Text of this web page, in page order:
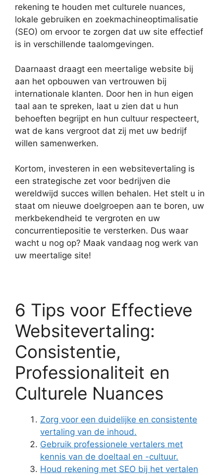
rekening te houden met culturele nuances,
lokale gebruiken en zoekmachineoptimalisatie
(SEO) om ervoor te zorgen dat uw site effectief
is in verschillende taalomgevingen.
Daarnaast draagt een meertalige website bij
aan het opbouwen van vertrouwen bij
internationale klanten. Door hen in hun eigen
taal aan te spreken, laat u zien dat u hun
behoeften begrijpt en hun cultuur respecteert,
wat de kans vergroot dat zij met uw bedrijf
willen samenwerken.
Kortom, investeren in een websitevertaling is
een strategische zet voor bedrijven die
wereldwijd succes willen behalen. Het stelt u in
staat om nieuwe doelgroepen aan te boren, uw
merkbekendheid te vergroten en uw
concurrentiepositie te versterken. Dus waar
wacht u nog op? Maak vandaag nog werk van
uw meertalige site!
6 Tips voor Effectieve
Websitevertaling:
Consistentie,
Professionaliteit en
Culturele Nuances
Zorg voor een duidelijke en consistente
vertaling van de inhoud.
Gebruik professionele vertalers met
kennis van de doeltaal en -cultuur.
Houd rekening met SEO bij het vertalen